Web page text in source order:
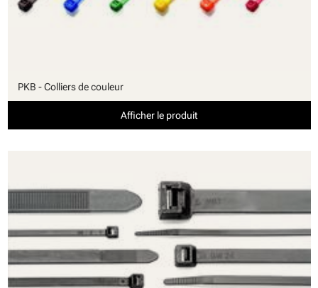
PKB - Colliers de couleur
Afficher le produit